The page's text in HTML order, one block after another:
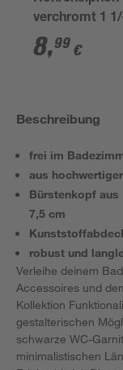
verchromt 1 1/
mm
8,99 €
Beschreibung
frei im
aus
Bürstenkopf
7,5 cm
robust und
Verleihe deinem
Accessoires und
Kollektion
gestalterischen
schwarze WC-
minimalistischen